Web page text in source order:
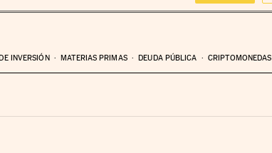
INVERSIÓN MATERIAS PRIMAS DEUDA PÚBLICA CRIPTOMONEDAS